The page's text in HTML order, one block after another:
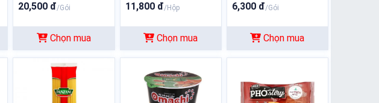
20,500 đ/Gói
Chọn mua
11,800 đ/Hộp
Chọn mua
6,300 đ/Gói
Chọn mua